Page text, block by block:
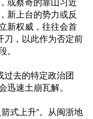
或蔡奇的靠山习近
新上台的势力或反
新权威，往往会首
刀，以此作为否定前
。
过去的特定政治团
迅速土崩瓦解。
式上升”。从闽浙地